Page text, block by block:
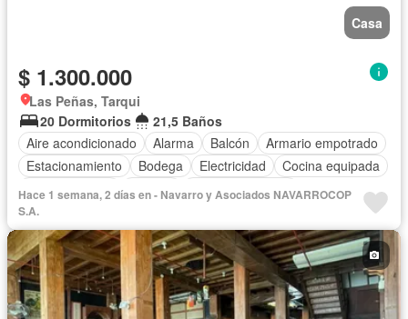
Casa
$ 1.300.000
Las Peñas, Tarqui
20 Dormitorios
21,5 Baños
Aire acondicionado
Alarma Balcón
Armario empotrado
Estacionamiento
Bodega Electricidad
Cocina equipada
Cocina integral
Internet
Vista panorámica
Cuarto de servicio
Garita de guardianía
Seguridad
Completamente amoblado
Hace 1 semana, 2 días en - Navarro y Asociados NAVARROCOP
S.A.